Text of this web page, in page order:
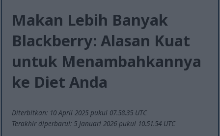
Makan Lebih Banyak
Blackberry: Alasan Kuat
untuk Menambahkannya
ke Diet Anda
Diterbitkan: 10 April 2025 pukul 07.58.35 UTC
Terakhir diperbarui: 5 Januari 2026 pukul 10.51.54 UTC